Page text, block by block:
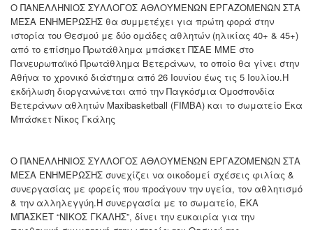
Ο ΠΑΝΕΛΛΗΝΙΟΣ ΣΥΛΛΟΓΟΣ ΑΘΛΟΥΜΕΝΩΝ ΕΡΓΑΖΟΜΕΝΩΝ ΣΤΑ
ΜΕΣΑ ΕΝΗΜΕΡΩΣΗΣ θα συμμετέχει για πρώτη φορά στην
ιστορία του Θεσμού με δύο ομάδες αθλητών (ηλικίας 40+ & 45+)
από το επίσημο Πρωτάθλημα μπάσκετ ΠΣΑΕ ΜΜΕ στο
Πανευρωπαϊκό Πρωτάθλημα Βετεράνων, το οποίο θα γίνει στην
Αθήνα το χρονικό διάστημα από 26 Ιουνίου έως τις 5 Ιουλίου.Η
εκδήλωση διοργανώνεται από την Παγκόσμια Ομοσπονδία
Βετεράνων αθλητών Maxibasketball (FIMBA) και το σωματείο Εκα
Μπάσκετ Νίκος Γκάλης
Ο ΠΑΝΕΛΛΗΝΙΟΣ ΣΥΛΛΟΓΟΣ ΑΘΛΟΥΜΕΝΩΝ ΕΡΓΑΖΟΜΕΝΩΝ ΣΤΑ
ΜΕΣΑ ΕΝΗΜΕΡΩΣΗΣ συνεχίζει να οικοδομεί σχέσεις φιλίας &
συνεργασίας με φορείς που προάγουν την υγεία, τον αθλητισμό
& την αλληλεγγύη.Η συνεργασία με το σωματείο, ΕΚΑ
ΜΠΑΣΚΕΤ “ΝΙΚΟΣ ΓΚΑΛΗΣ”, δίνει την ευκαιρία για την